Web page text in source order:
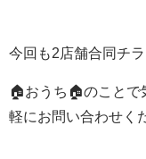
今回も2店舗合同チ
🏠おうち🏠のことで
軽にお問い合わせく